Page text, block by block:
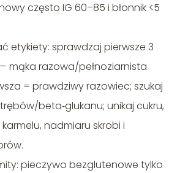
często IG 60–85 i błonnik <5
etykiety: sprawdzaj pierwsze 3
— mąka razowa/pełnoziarnista
= prawdziwy razowiec; szukaj
beta‑glukanu; unikaj cukru,
nadmiaru skrobi i
pieczywo bezglutenowe tylko